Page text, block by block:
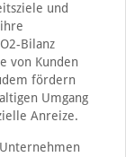
und
Bilanz
von Kunden
fördern
Umgang
Anreize.